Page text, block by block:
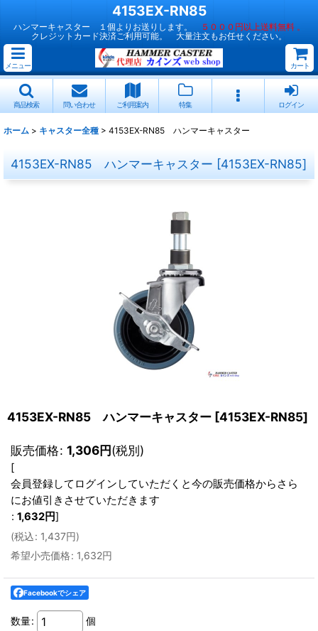
4153EX-RN85
ハンマーキャスター １個よりお送りします。
５０００円以上送料無料 。
クレジットカード決済ご利用可能。 大量注文もお任せください。
メニュー カート
商品検索 問い合わせ ご利用案内 特集 ログイン
ホーム > キャスター全種 > 4153EX-RN85 ハンマーキャスター
4153EX-RN85 ハンマーキャスター [4153EX-RN85]
4153EX-RN85 ハンマーキャスター [4153EX-RN85]
販売価格: 1,306円(税別)
[
会員登録してログインしていただくと今の販売価格からさら
にお値引きさせていただきます
: 1,632円]
(税込: 1,437円)
希望小売価格: 1,632円
Facebookでシェア
数量: 個